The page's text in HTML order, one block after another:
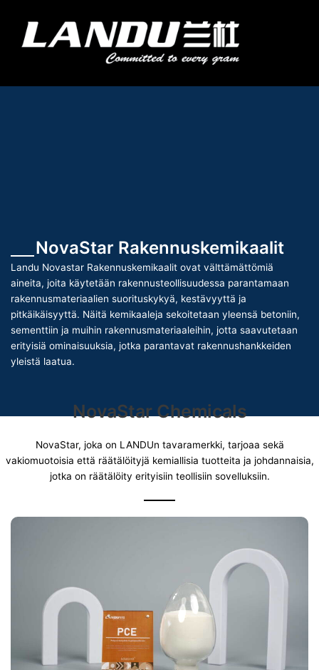
sisältöön
NovaStar Rakennuskemikaalit
Landu Novastar Rakennuskemikaalit ovat välttämättömiä
aineita, joita käytetään rakennusteollisuudessa parantamaan
rakennusmateriaalien suorituskykyä, kestävyyttä ja
pitkäikäisyyttä. Näitä kemikaaleja sekoitetaan yleensä betoniin,
sementtiin ja muihin rakennusmateriaaleihin, jotta saavutetaan
erityisiä ominaisuuksia, jotka parantavat rakennushankkeiden
yleistä laatua.
NovaStar Chemicals
NovaStar, joka on LANDUn tavaramerkki, tarjoaa sekä
vakiomuotoisia että räätälöityjä kemiallisia tuotteita ja johdannaisia,
jotka on räätälöity erityisiin teollisiin sovelluksiin.